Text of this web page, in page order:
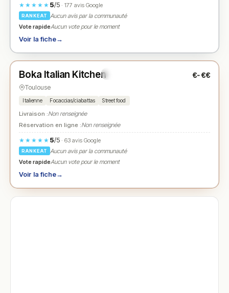
★★★★★ 5/5· 177 avis Google
RANKEAT
Aucun avis par la communauté
Vote rapideAucun vote pour le moment
Voir la fiche→
★ N° 3
Boka Italian Kitchen €-€€
Toulouse
Italienne Focaccias/ciabattas Street food
Livraison :Non renseignée
Réservation en ligne :Non renseignée
★★★★★ 5/5· 63 avis Google
RANKEAT
Aucun avis par la communauté
Vote rapideAucun vote pour le moment
Voir la fiche→